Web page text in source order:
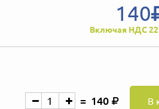
140
Включая НДС
140 В